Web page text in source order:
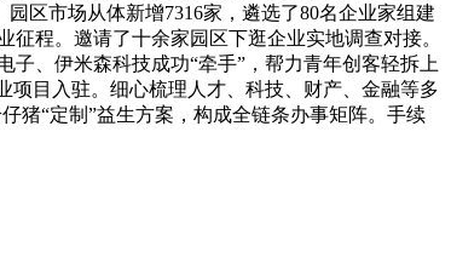
区市场从体新增7316家，遴选了80名企业家组建
程。邀请了十余家园区下逛企业实地调查对接。
、伊米森科技成功“牵手”，帮力青年创客轻拆上
项目入驻。细心梳理人才、科技、财产、金融等多
猪“定制”益生方案，构成全链条办事矩阵。手续